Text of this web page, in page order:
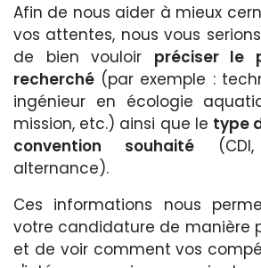
Afin de nous aider à mieux
vos attentes, nous vous
de bien vouloir préciser le
recherché (par exemple :
ingénieur en écologie
mission, etc.) ainsi que le type
convention souhaité
alternance).
Ces informations nous
votre candidature de manière
et de voir comment vos